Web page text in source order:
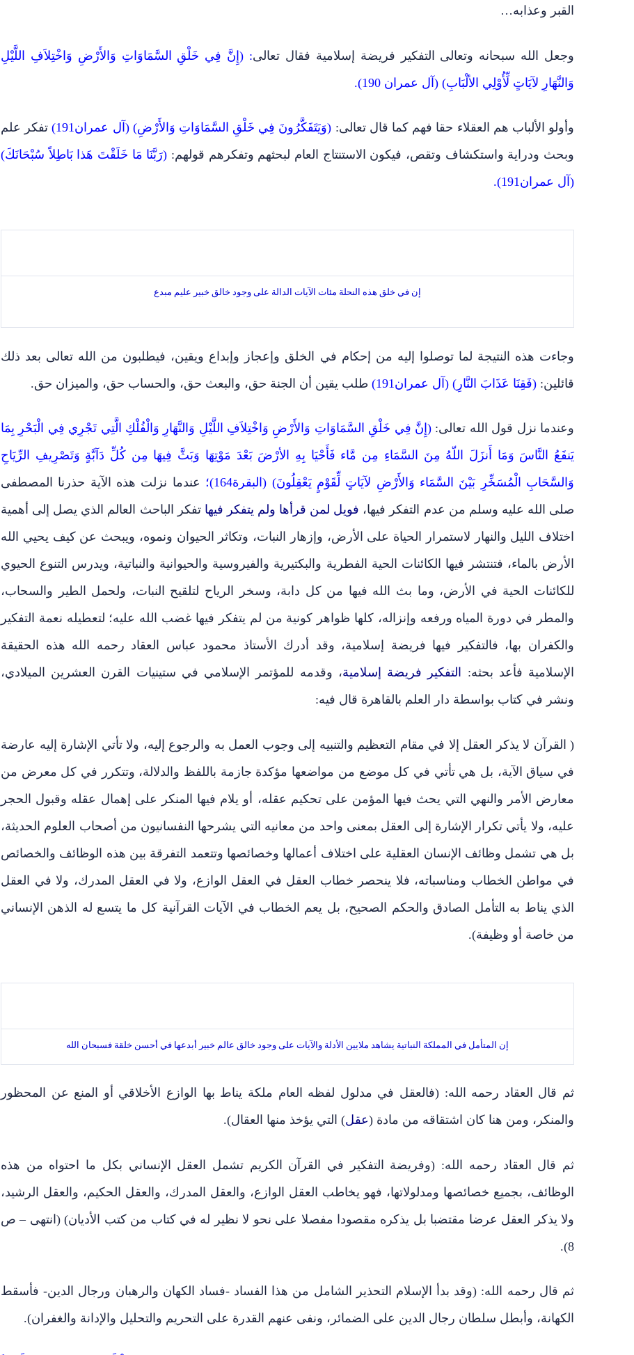
القبر وعذابه…
وجعل الله سبحانه وتعالى التفكير فريضة إسلامية فقال تعالى: (إِنَّ فِي خَلْقِ السَّمَاوَاتِ وَالأَرْضِ وَاخْتِلاَفِ اللَّيْلِ
وَالنَّهَارِ لآيَاتٍ لِّأُوْلِي الألْبَابِ) (آل عمران 190).
وأولو الألباب هم العقلاء حقا فهم كما قال تعالى: (وَيَتَفَكَّرُونَ فِي خَلْقِ السَّمَاوَاتِ وَالأَرْضِ) (آل عمران191)
تفكر علم
وبحث ودراية واستكشاف وتقص، فيكون الاستنتاج العام لبحثهم وتفكرهم قولهم: (رَبَّنَا مَا خَلَقْتَ هَذا بَاطِلاً سُبْحَانَكَ)
(آل عمران191).
إن في خلق هذه النحلة مئات الآيات الدالة على وجود خالق خبير عليم مبدع
وجاءت هذه النتيجة لما توصلوا إليه من إحكام في الخلق وإعجاز وإبداع ويقين، فيطلبون من الله تعالى بعد ذلك
قائلين: (فَقِنَا عَذَابَ النَّارِ) (آل عمران191) طلب يقين أن الجنة حق، والبعث حق، والحساب حق، والميزان حق.
وعندما نزل قول الله تعالى: (إِنَّ فِي خَلْقِ السَّمَاوَاتِ وَالأَرْضِ وَاخْتِلاَفِ اللَّيْلِ وَالنَّهَارِ وَالْفُلْكِ الَّتِي تَجْرِي فِي الْبَحْرِ بِمَا
يَنفَعُ النَّاسَ وَمَا أَنزَلَ اللّهُ مِنَ السَّمَاءِ مِن مَّاء فَأَحْيَا بِهِ الأرْضَ بَعْدَ مَوْتِهَا وَبَثَّ فِيهَا مِن كُلِّ دَآبَّةٍ وَتَصْرِيفِ الرِّيَاحِ
وَالسَّحَابِ الْمُسَخِّرِ بَيْنَ السَّمَاء وَالأَرْضِ لآيَاتٍ لِّقَوْمٍ يَعْقِلُونَ) (البقرة164)؛
عندما نزلت هذه الآية حذرنا المصطفى
صلى الله عليه وسلم من عدم التفكر فيها، فويل لمن قرأها ولم يتفكر فيها تفكر الباحث العالم الذي يصل إلى أهمية
اختلاف الليل والنهار لاستمرار الحياة على الأرض، وإزهار النبات، وتكاثر الحيوان ونموه، ويبحث عن كيف يحيي الله
الأرض بالماء، فتنتشر فيها الكائنات الحية الفطرية والبكتيرية والفيروسية والحيوانية والنباتية، ويدرس التنوع الحيوي
للكائنات الحية في الأرض، وما بث الله فيها من كل دابة، وسخر الرياح لتلقيح النبات، ولحمل الطير والسحاب،
والمطر في دورة المياه ورفعه وإنزاله، كلها ظواهر كونية من لم يتفكر فيها غضب الله عليه؛ لتعطيله نعمة التفكير
والكفران بها، فالتفكير فيها فريضة إسلامية، وقد أدرك الأستاذ محمود عباس العقاد رحمه الله هذه الحقيقة
الإسلامية فأعد بحثه:
التفكير فريضة إسلامية، وقدمه للمؤتمر الإسلامي في ستينيات القرن العشرين الميلادي،
ونشر في كتاب بواسطة دار العلم بالقاهرة قال فيه:
( القرآن لا يذكر العقل إلا في مقام التعظيم والتنبيه إلى وجوب العمل به والرجوع إليه، ولا تأتي الإشارة إليه عارضة
في سياق الآية، بل هي تأتي في كل موضع من مواضعها مؤكدة جازمة باللفظ والدلالة، وتتكرر في كل معرض من
معارض الأمر والنهي التي يحث فيها المؤمن على تحكيم عقله، أو يلام فيها المنكر على إهمال عقله وقبول الحجر
عليه، ولا يأتي تكرار الإشارة إلى العقل بمعنى واحد من معانيه التي يشرحها النفسانيون من أصحاب العلوم الحديثة،
بل هي تشمل وظائف الإنسان العقلية على اختلاف أعمالها وخصائصها وتتعمد التفرقة بين هذه الوظائف والخصائص
في مواطن الخطاب ومناسباته، فلا ينحصر خطاب العقل في العقل الوازع، ولا في العقل المدرك، ولا في العقل
الذي يناط به التأمل الصادق والحكم الصحيح، بل يعم الخطاب في الآيات القرآنية كل ما يتسع له الذهن الإنساني
من خاصة أو وظيفة).
إن المتأمل في المملكة النباتية يشاهد ملايين الأدلة والآيات على وجود خالق عالم خبير أبدعها في أحسن خلقة فسبحان الله
ثم قال العقاد رحمه الله: (فالعقل في مدلول لفظه العام ملكة يناط بها الوازع الأخلاقي أو المنع عن المحظور
والمنكر، ومن هنا كان اشتقاقه من مادة (عقل) التي يؤخذ منها العقال).
ثم قال العقاد رحمه الله: (وفريضة التفكير في القرآن الكريم تشمل العقل الإنساني بكل ما احتواه من هذه
الوظائف، بجميع خصائصها ومدلولاتها، فهو يخاطب العقل الوازع، والعقل المدرك، والعقل الحكيم، والعقل الرشيد،
ولا يذكر العقل عرضا مقتضبا بل يذكره مقصودا مفصلا على نحو لا نظير له في كتاب من كتب الأديان) (انتهى – ص
8).
ثم قال رحمه الله: (وقد بدأ الإسلام التحذير الشامل من هذا الفساد -فساد الكهان والرهبان ورجال الدين- فأسقط
الكهانة، وأبطل سلطان رجال الدين على الضمائر، ونفى عنهم القدرة على التحريم والتحليل والإدانة والغفران).